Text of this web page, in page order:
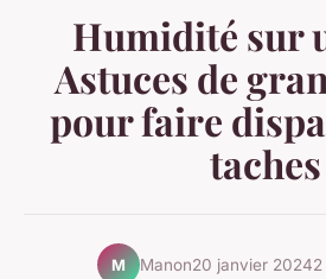
Humidité sur
Astuces de
pour faire
taches
M Manon20 janvier 2024